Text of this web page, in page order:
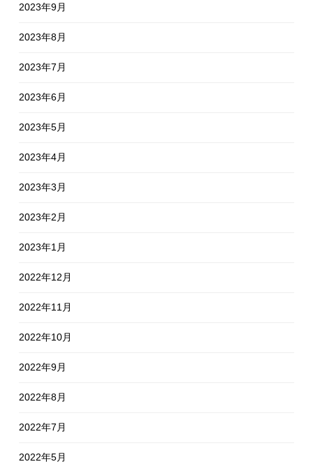
2023年9月
2023年8月
2023年7月
2023年6月
2023年5月
2023年4月
2023年3月
2023年2月
2023年1月
2022年12月
2022年11月
2022年10月
2022年9月
2022年8月
2022年7月
2022年5月